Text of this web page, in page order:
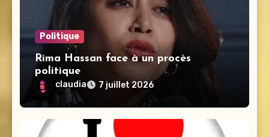
Politique
Rima Hassan face à un procès
politique
claudia 7 juillet 2026